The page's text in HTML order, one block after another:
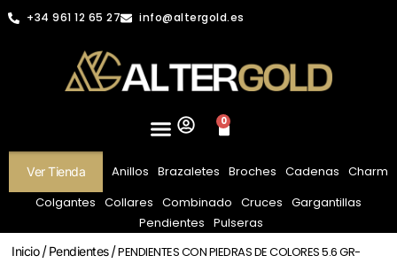
+34 961 12 65 27 info@altergold.es
0
Ver Tienda Anillos Brazaletes Broches Cadenas Charm
Colgantes Collares Combinado Cruces Gargantillas
Pendientes Pulseras
Inicio/Pendientes/ PENDIENTES CON PIEDRAS DE COLORES 5.6 GR-